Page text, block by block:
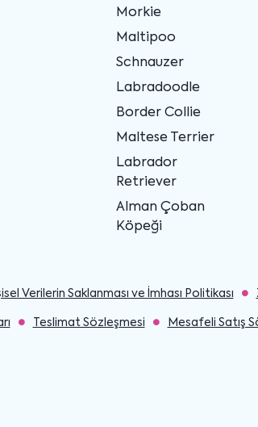
Morkie
Maltipoo
Schnauzer
Labradoodle
Border Collie
Maltese Terrier
Labrador
Retriever
Alman Çoban
Köpeği
Verilerin Saklanması ve İmhası Politikası
Teslimat Sözleşmesi Mesafeli Satış